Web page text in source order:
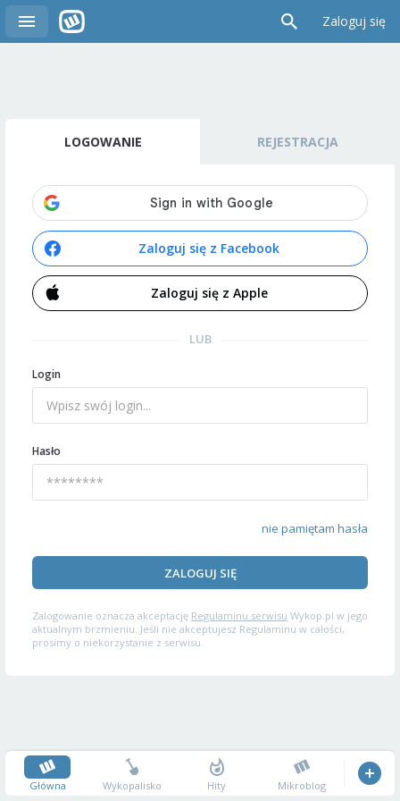
Zaloguj się
LOGOWANIE REJESTRACJA
Zaloguj się z Facebook
Zaloguj się z Apple
LUB
Login
Hasło
nie pamiętam hasła
ZALOGUJ SIĘ
Zalogowanie oznacza akceptację Regulaminu serwisu Wykop.pl w jego
aktualnym brzmieniu. Jeśli nie akceptujesz Regulaminu w całości,
prosimy o niekorzystanie z serwisu.
Główna Wykopalisko Hity Mikroblog